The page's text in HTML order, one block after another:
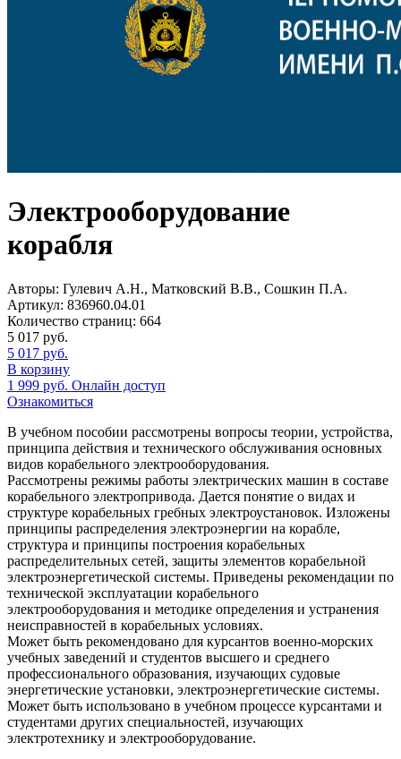
Электрооборудование
корабля
Авторы: Гулевич А.Н., Матковский В.В., Сошкин П.А.
Артикул: 836960.04.01
Количество страниц: 664
5 017 руб.
5 017 руб.
В корзину
1 999 руб. Онлайн доступ
Ознакомиться
В учебном пособии рассмотрены вопросы теории, устройства,
принципа действия и технического обслуживания основных
видов корабельного электрооборудования.
Рассмотрены режимы работы электрических машин в составе
корабельного электропривода. Дается понятие о видах и
структуре корабельных гребных электроустановок. Изложены
принципы распределения электроэнергии на корабле,
структура и принципы построения корабельных
распределительных сетей, защиты элементов корабельной
электроэнергетической системы. Приведены рекомендации по
технической эксплуатации корабельного
электрооборудования и методике определения и устранения
неисправностей в корабельных условиях.
Может быть рекомендовано для курсантов военно-морских
учебных заведений и студентов высшего и среднего
профессионального образования, изучающих судовые
энергетические установки, электроэнергетические системы.
Может быть использовано в учебном процессе курсантами и
студентами других специальностей, изучающих
электротехнику и электрооборудование.